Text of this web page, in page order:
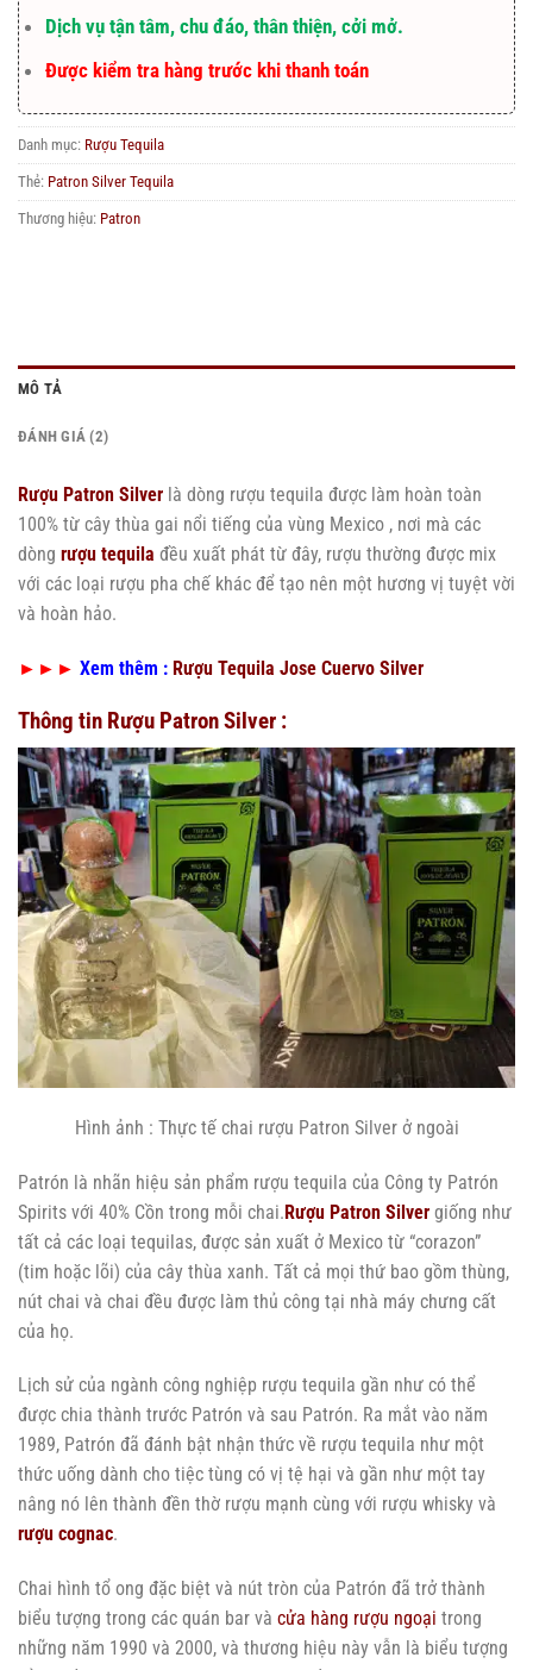
Dịch vụ tận tâm, chu đáo, thân thiện, cởi mở.
Được kiểm tra hàng trước khi thanh toán
Danh mục: Rượu Tequila
Thẻ: Patron Silver Tequila
Thương hiệu: Patron
MÔ TẢ
ĐÁNH GIÁ (2)
Rượu Patron Silver là dòng rượu tequila được làm hoàn toàn
100% từ cây thùa gai nổi tiếng của vùng Mexico , nơi mà các
dòng rượu tequila đều xuất phát từ đây, rượu thường được mix
với các loại rượu pha chế khác để tạo nên một hương vị tuyệt vời
và hoàn hảo.
►►► Xem thêm : Rượu Tequila Jose Cuervo Silver
Thông tin Rượu Patron Silver :
Hình ảnh : Thực tế chai rượu Patron Silver ở ngoài
Patrón là nhãn hiệu sản phẩm rượu tequila của Công ty Patrón
Spirits với 40% Cồn trong mỗi chai.Rượu Patron Silver giống như
tất cả các loại tequilas, được sản xuất ở Mexico từ “corazon”
(tim hoặc lõi) của cây thùa xanh. Tất cả mọi thứ bao gồm thùng,
nút chai và chai đều được làm thủ công tại nhà máy chưng cất
của họ.
Lịch sử của ngành công nghiệp rượu tequila gần như có thể
được chia thành trước Patrón và sau Patrón. Ra mắt vào năm
1989, Patrón đã đánh bật nhận thức về rượu tequila như một
thức uống dành cho tiệc tùng có vị tệ hại và gần như một tay
nâng nó lên thành đền thờ rượu mạnh cùng với rượu whisky và
rượu cognac.
Chai hình tổ ong đặc biệt và nút tròn của Patrón đã trở thành
biểu tượng trong các quán bar và cửa hàng rượu ngoại trong
những năm 1990 và 2000, và thương hiệu này vẫn là biểu tượng